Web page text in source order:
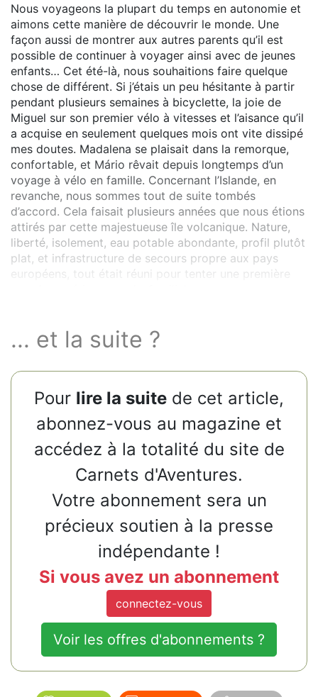
Nous voyageons la plupart du temps en autonomie et
aimons cette manière de découvrir le monde. Une
façon aussi de montrer aux autres parents qu’il est
possible de continuer à voyager ainsi avec de jeunes
enfants… Cet été-là, nous souhaitions faire quelque
chose de différent. Si j’étais un peu hésitante à partir
pendant plusieurs semaines à bicyclette, la joie de
Miguel sur son premier vélo à vitesses et l’aisance qu’il
a acquise en seulement quelques mois ont vite dissipé
mes doutes. Madalena se plaisait dans la remorque,
confortable, et Mário rêvait depuis longtemps d’un
voyage à vélo en famille. Concernant l’Islande, en
revanche, nous sommes tout de suite tombés
d’accord. Cela faisait plusieurs années que nous étions
attirés par cette majestueuse île volcanique. Nature,
liberté, isolement, eau potable abondante, profil plutôt
plat, et infrastructure de secours propre aux pays
européens, tout était réuni pour tenter une première
... et la suite ?
Pour lire la suite de cet article,
abonnez-vous au magazine et
accédez à la totalité du site de
Carnets d'Aventures.
Votre abonnement sera un
précieux soutien à la presse
indépendante !
Si vous avez un abonnement
connectez-vous
Voir les offres d'abonnements ?